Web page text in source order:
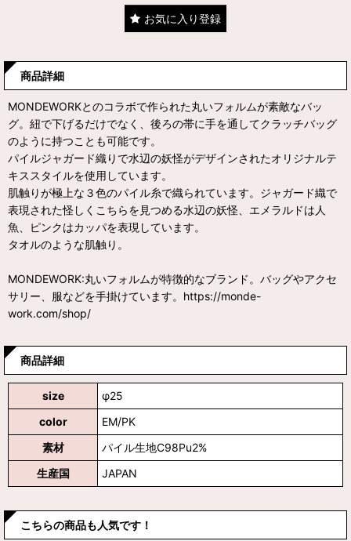
お気に入り登録
商品詳細
MONDEWORKとのコラボで作られた丸いフォルムが素敵なバッ
グ。紐で下げるだけでなく、後ろの帯に手を通してクラッチバッグ
のように持つことも可能です。
パイルジャガード織りで水辺の妖怪がデザインされたオリジナルテ
キススタイルを使用しています。
肌触りが極上な３色のパイル糸で織られています。ジャガード織で
表現された怪しくこちらを見つめる水辺の妖怪、エメラルドは人
魚、ピンクはカッパを表現しています。
タオルのような肌触り。
MONDEWORK:丸いフォルムが特徴的なブランド。バッグやアクセ
サリー、服などを手掛けています。https://monde-
work.com/shop/
商品詳細
size
φ25
color
EM/PK
素材
パイル生地C98Pu2%
生産国
JAPAN
こちらの商品も人気です！